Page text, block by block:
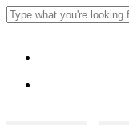
Skip
to
content
Menu